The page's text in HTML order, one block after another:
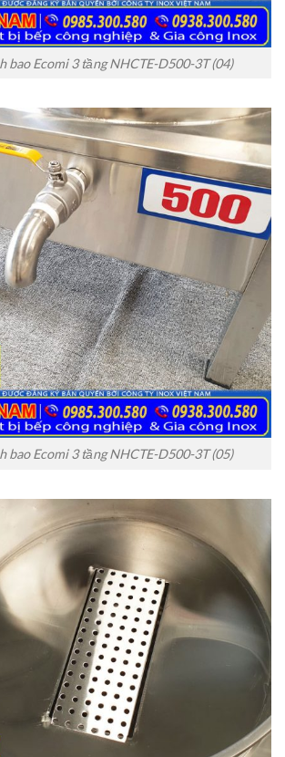
bao Ecomi 3 tầng NHCTE-D500-3T (04)
bao Ecomi 3 tầng NHCTE-D500-3T (05)